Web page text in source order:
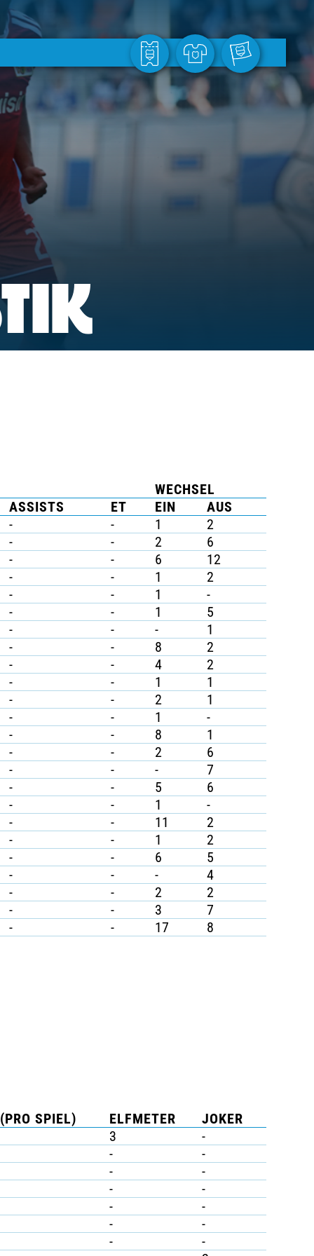
WECHSEL
ASSISTS ET EIN
AUS
- - 1
2
- - 2
6
- - 6
12
- - 1
2
- - 1
-
- - 1
5
- - -
1
- - 8
2
- - 4
2
- - 1
1
- - 2
1
- - 1
-
- - 8
1
- - 2
6
- - -
7
- - 5
6
- - 1
-
- - 11
2
- - 1
2
- - 6
5
- - -
4
- - 2
2
- - 3
7
- - 17 8
SPIEL) ELFMETER
JOKER
3
-
-
-
-
-
-
-
-
-
-
-
-
-